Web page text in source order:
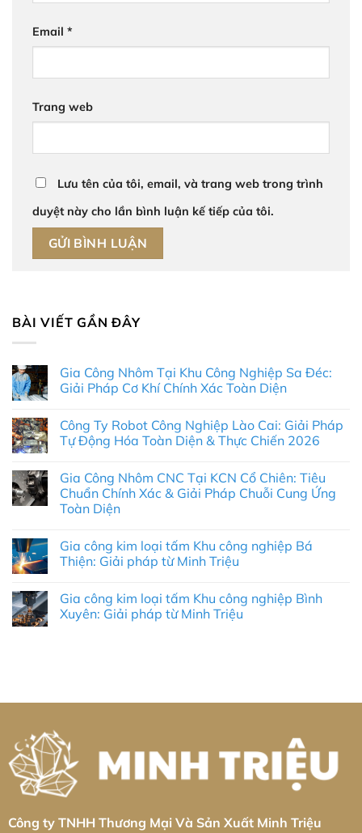
Email *
Trang web
Lưu tên của tôi, email, và trang web trong trình
duyệt này cho lần bình luận kế tiếp của tôi.
BÀI VIẾT GẦN ĐÂY
Gia Công Nhôm Tại Khu Công Nghiệp Sa Đéc:
Giải Pháp Cơ Khí Chính Xác Toàn Diện
bình
luận
Nhôm
Tại
Khu
Công
Đéc:
Giải
Pháp
Chính
Xác
Toàn
Diện
Công Ty Robot Công Nghiệp Lào Cai: Giải Pháp
Tự Động Hóa Toàn Diện & Thực Chiến 2026
bình
luận
ở
Công
Công
Nghiệp
Lào
Pháp
Tự
Động
Hóa
Gia Công Nhôm CNC Tại KCN Cổ Chiên: Tiêu
Chuẩn Chính Xác & Giải Pháp Chuỗi Cung Ứng
Toàn Diện
bình
luận
Nhôm
CNC
Tại
&
Chuỗi
Cung
Ứng
Toàn
Diện
Gia công kim loại tấm Khu công nghiệp Bá
Thiện: Giải pháp từ Minh Triệu
bình
luận
ở
nghiệp
Giải
pháp
từ
Minh
Triệu
Gia công kim loại tấm Khu công nghiệp Bình
Xuyên: Giải pháp từ Minh Triệu
kim
Khu
công
nghiệp
Bình
Xuyên:
Giải
pháp
Minh
Triệu
Công ty TNHH Thương Mại Và Sản Xuất Minh Triệu